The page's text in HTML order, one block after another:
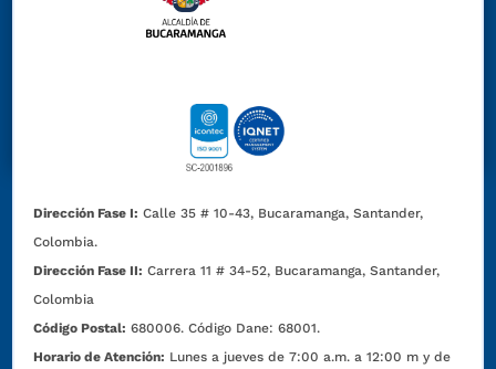
Dirección Fase I: Calle 35 # 10-43, Bucaramanga, Santander,
Colombia.
Dirección Fase II: Carrera 11 # 34-52, Bucaramanga, Santander,
Colombia
Código Postal: 680006. Código Dane: 68001.
Horario de Atención: Lunes a jueves de 7:00 a.m. a 12:00 m y de